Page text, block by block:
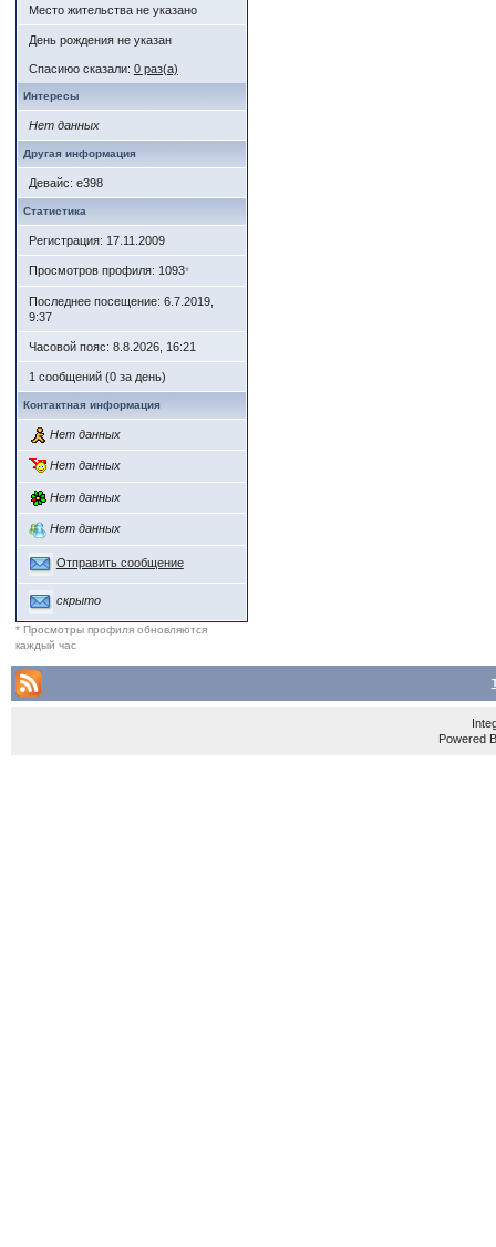
Место жительства не указано
День рождения не указан
Спасиюо сказали: 0 раз(а)
Интересы
Нет данных
Другая информация
Девайс: e398
Статистика
Регистрация: 17.11.2009
Просмотров профиля: 1093*
Последнее посещение: 6.7.2019,
9:37
Часовой пояс: 8.8.2026, 16:21
1 сообщений (0 за день)
Контактная информация
Нет данных
Нет данных
Нет данных
Нет данных
Отправить сообщение
скрыто
* Просмотры профиля обновляются
каждый час
Powered